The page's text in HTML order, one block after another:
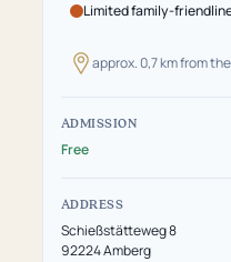
Limited family-
approx. 0,7 km from
ADMISSION
Free
ADDRESS
Schießstätteweg 8
92224 Amberg